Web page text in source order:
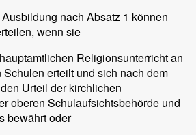
nach Absatz 1 können
wenn sie
Religionsunterricht an
erteilt und sich nach dem
Urteil der kirchlichen
oberen Schulaufsichtsbehörde und
bewährt oder